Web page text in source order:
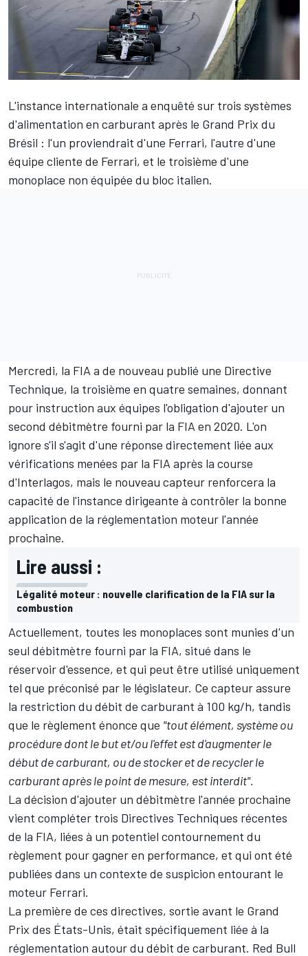
L'instance internationale a enquêté sur trois systèmes
d'alimentation en carburant après le Grand Prix du
Brésil : l'un proviendrait d'une Ferrari, l'autre d'une
équipe cliente de Ferrari, et le troisième d'une
monoplace non équipée du bloc italien.
Mercredi, la FIA a de nouveau publié une Directive
Technique, la troisième en quatre semaines, donnant
pour instruction aux équipes l'obligation d'ajouter un
second débitmètre fourni par la FIA en 2020. L'on
ignore s'il s'agit d'une réponse directement liée aux
vérifications menées par la FIA après la course
d'Interlagos, mais le nouveau capteur renforcera la
capacité de l'instance dirigeante à contrôler la bonne
application de la réglementation moteur l'année
prochaine.
Lire aussi :
Légalité moteur : nouvelle clarification de la FIA sur la
combustion
Actuellement, toutes les monoplaces sont munies d'un
seul débitmètre fourni par la FIA, situé dans le
réservoir d'essence, et qui peut être utilisé uniquement
tel que préconisé par le législateur. Ce capteur assure
la restriction du débit de carburant à 100 kg/h, tandis
que le règlement énonce que "tout élément, système ou
procédure dont le but et/ou l'effet est d'augmenter le
début de carburant, ou de stocker et de recycler le
carburant après le point de mesure, est interdit".
La décision d'ajouter un débitmètre l'année prochaine
vient compléter trois Directives Techniques récentes
de la FIA, liées à un potentiel contournement du
règlement pour gagner en performance, et qui ont été
publiées dans un contexte de suspicion entourant le
moteur Ferrari.
La première de ces directives, sortie avant le Grand
Prix des États-Unis, était spécifiquement liée à la
réglementation autour du débit de carburant. Red Bull